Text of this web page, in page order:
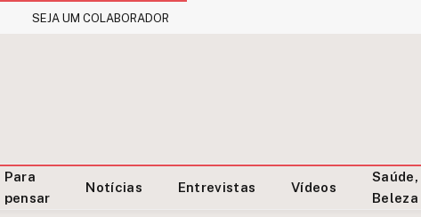
SEJA UM COLABORADOR
Para
pensar
Notícias Entrevistas Vídeos
Saúde,
Beleza